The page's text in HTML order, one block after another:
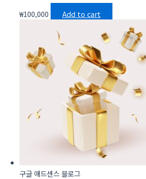
₩100,000 Add to cart
구글 애드센스 블로그